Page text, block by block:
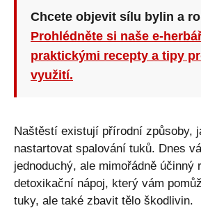
Chcete objevit sílu bylin a
Prohlédněte si naše e-
praktickými recepty a tipy
využití.
Naštěstí existují přírodní způsoby,
nastartovat spalování tuků. Dnes
jednoduchý, ale mimořádně účinný
detoxikační nápoj, který vám
tuky, ale také zbavit tělo škodlivin.